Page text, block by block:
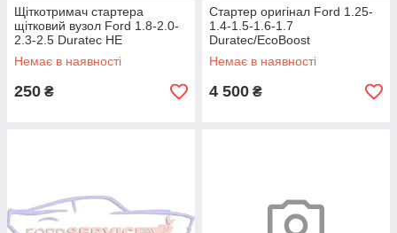
Щіткотримач стартера
щітковий вузол Ford 1.8-2.0-
2.3-2.5 Duratec HE
Немає в наявності
250 ₴
Стартер оригінал Ford 1.25-
1.4-1.5-1.6-1.7
Duratec/EcoBoost
Немає в наявності
4 500 ₴